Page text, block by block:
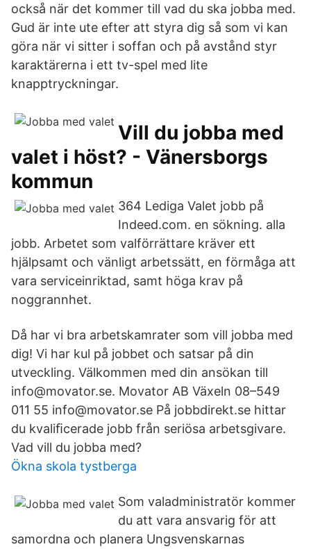
också när det kommer till vad du ska jobba med.
Gud är inte ute efter att styra dig så som vi kan
göra när vi sitter i soffan och på avstånd styr
karaktärerna i ett tv-spel med lite
knapptryckningar.
Vill du jobba med
valet i höst? - Vänersborgs
kommun
364 Lediga Valet jobb på
Indeed.com. en sökning. alla
jobb. Arbetet som valförrättare kräver ett
hjälpsamt och vänligt arbetssätt, en förmåga att
vara serviceinriktad, samt höga krav på
noggrannhet.
Då har vi bra arbetskamrater som vill jobba med
dig! Vi har kul på jobbet och satsar på din
utveckling. Välkommen med din ansökan till
info@movator.se. Movator AB Växeln 08–549
011 55 info@movator.se På jobbdirekt.se hittar
du kvaliﬁcerade jobb från seriösa arbetsgivare.
Vad vill du jobba med?
Ökna skola tystberga
Som valadministratör kommer
du att vara ansvarig för att
samordna och planera Ungsvenskarnas